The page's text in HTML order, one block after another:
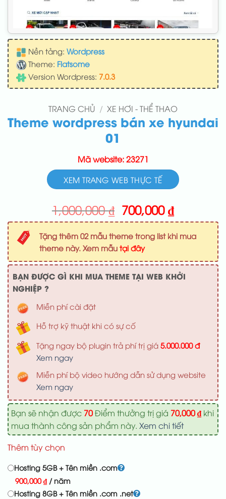
Nền tảng: Wordpress
Theme: Flatsome
Version Wordpress: 7.0.3
TRANG CHỦ / XE HƠI - THỂ THAO
Theme wordpress bán xe hyundai
01
Mã website: 23271
XEM TRANG WEB THỰC TẾ
1,000,000₫ Giá
gốc
là:
1,000,000 ₫.
700,000₫Giá
hiện
tại
700,000
Tặng thêm 02 mẫu theme trong list khi mua
theme này. Xem mẫu tại đây
BẠN ĐƯỢC GÌ KHI MUA THEME TẠI WEB KHỞI
NGHIỆP ?
Miễn phí cài đặt
Hỗ trợ kỹ thuật khi có sự cố
Tặng ngay bộ plugin trả phí trị giá 5.000.000 đ
Xem ngay
Miễn phí bộ video hướng dẫn sử dụng website
Xem ngay
Bạn sẽ nhận được 70Điểm thưởng trị giá 70,000₫khi
mua thành công sản phẩm này. Xem chi tiết
Thêm tùy chọn
Hosting 5GB + Tên miền .com
900,000₫ / năm
Hosting 8GB + Tên miền .com .net